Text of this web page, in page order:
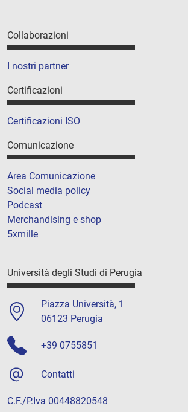
Collaborazioni
I nostri partner
Certificazioni
Certificazioni ISO
Comunicazione
Area Comunicazione
Social media policy
Podcast
Merchandising e shop
5xmille
Università degli Studi di Perugia
Piazza Università, 1
06123 Perugia
+39 0755851
Contatti
C.F./P.Iva 00448820548